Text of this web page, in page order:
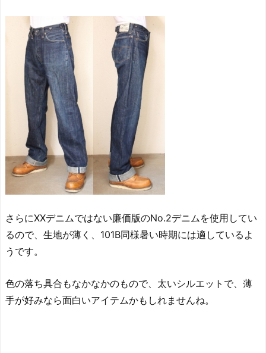
さらにXXデニムではない廉価版のNo.2デニムを使用してい
るので、生地が薄く、101B同様暑い時期には適しているよ
うです。
色の落ち具合もなかなかのもので、太いシルエットで、薄
手が好みなら面白いアイテムかもしれませんね。